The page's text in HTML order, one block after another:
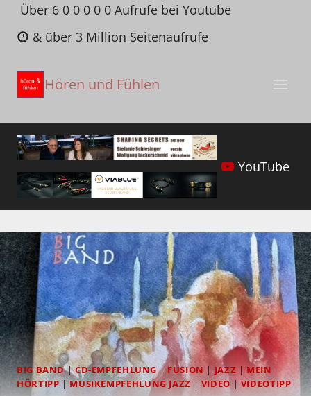
Zum
Inhalt
springen
Über 6 0 0 0 0 0 Aufrufe bei Youtube
& über 3 Million Seitenaufrufe
Hören und Fühlen
YouTube
BIG BAND|CD-EMPFEHLUNG|FUSION |JAZZ|MEIN
HÖRTIPP|MUSIKEMPFEHLUNG JAZZ |VIDEO| VIDEOTIPP